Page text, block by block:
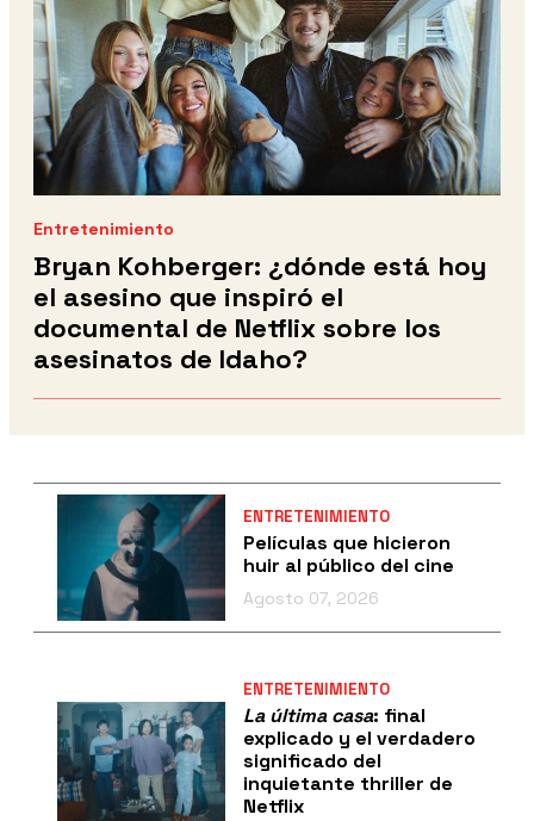
Entretenimiento
Bryan Kohberger: ¿dónde está hoy
el asesino que inspiró el
documental de Netflix sobre los
asesinatos de Idaho?
ENTRETENIMIENTO
Películas que hicieron
huir al público del cine
Agosto 07, 2026
ENTRETENIMIENTO
La última casa: final
explicado y el verdadero
significado del
inquietante thriller de
Netflix